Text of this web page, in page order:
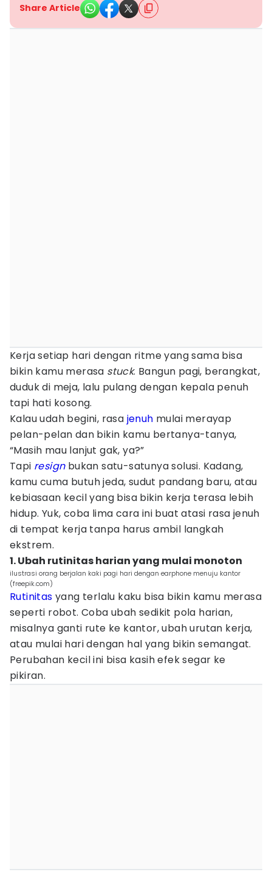
Share Article
Kerja setiap hari dengan ritme yang sama bisa
bikin kamu merasa stuck. Bangun pagi, berangkat,
duduk di meja, lalu pulang dengan kepala penuh
tapi hati kosong.
Kalau udah begini, rasa jenuh mulai merayap
pelan-pelan dan bikin kamu bertanya-tanya,
“Masih mau lanjut gak, ya?”
Tapi resign bukan satu-satunya solusi. Kadang,
kamu cuma butuh jeda, sudut pandang baru, atau
kebiasaan kecil yang bisa bikin kerja terasa lebih
hidup. Yuk, coba lima cara ini buat atasi rasa jenuh
di tempat kerja tanpa harus ambil langkah
ekstrem.
1. Ubah rutinitas harian yang mulai monoton
ilustrasi orang berjalan kaki pagi hari dengan earphone menuju kantor
(freepik.com)
Rutinitas yang terlalu kaku bisa bikin kamu merasa
seperti robot. Coba ubah sedikit pola harian,
misalnya ganti rute ke kantor, ubah urutan kerja,
atau mulai hari dengan hal yang bikin semangat.
Perubahan kecil ini bisa kasih efek segar ke
pikiran.